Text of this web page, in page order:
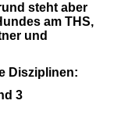
steht aber
am THS,
und
Disziplinen:
3